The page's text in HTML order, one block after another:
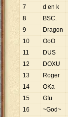
7
d en k
8
BSC.
9
Dragon
10
OoO
11
DUS
12
DOXU
13
Roger
14
OKa
15
Gfu
16
~God~